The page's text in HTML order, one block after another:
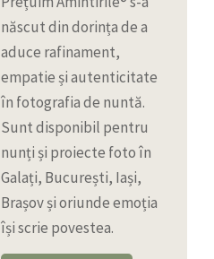
născut din dorința de a
aduce rafinament,
empatie și autenticitate
în fotografia de nuntă.
Sunt disponibil pentru
nunți și proiecte foto în
Galați, București, Iași,
Brașov și oriunde emoția
își scrie povestea.